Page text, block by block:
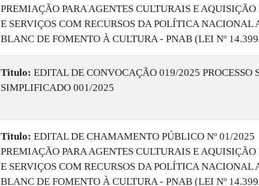
PREMIAÇÃO PARA AGENTES CULTURAIS E AQUISIÇÃO
E SERVIÇOS COM RECURSOS DA POLÍTICA NACIONAL
BLANC DE FOMENTO À CULTURA - PNAB (LEI Nº
Titulo: EDITAL DE CONVOCAÇÃO 019/2025 PROCESSO
SIMPLIFICADO 001/2025
Titulo: EDITAL DE CHAMAMENTO PÚBLICO Nº 01/2025
PREMIAÇÃO PARA AGENTES CULTURAIS E AQUISIÇÃO
E SERVIÇOS COM RECURSOS DA POLÍTICA NACIONAL
BLANC DE FOMENTO À CULTURA - PNAB (LEI Nº